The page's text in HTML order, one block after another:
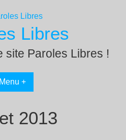
Libres
site Paroles Libres !
Menu +
2013